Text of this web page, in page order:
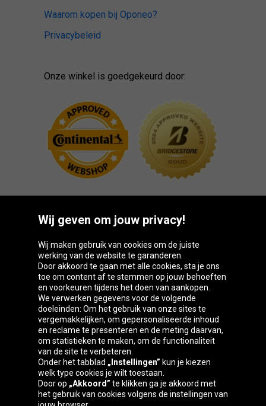
Waarom kopen bij Oponeo?
Privacybeleid
Onze winkel is goedgekeurd door:
Česká
Deutschland Éire España
France Italia Magyarország Nederland
Österreich Polska
Slovenská
republika
United
Kingdom
Wij geven om jouw privacy!
Wij maken gebruik van cookies om de juiste
werking van de website te garanderen.
Door akkoord te gaan met alle cookies, sta je ons
toe om content af te stemmen op jouw behoeften
en voorkeuren tijdens het doen van aankopen.
We verwerken gegevens voor de volgende
doeleinden: Om het gebruik van onze sites te
vergemakkelijken, om gepersonaliseerde inhoud
en reclame te presenteren en de meting daarvan,
om statistieken te maken, om de functionaliteit
van de site te verbeteren.
Onder het tabblad „Instellingen” kun je kiezen
welk type cookies je wilt toestaan.
Door op „Akkoord” te klikken ga je akkoord met
het gebruik van cookies volgens de instellingen van